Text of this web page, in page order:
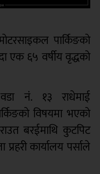
पार्किङको
एक ६५ वर्षीय वृद्धको
वडा नं. १३ राधेमाई
विषयमा भएको
बरईमाथि कुटपिट
कार्यालय पर्साले